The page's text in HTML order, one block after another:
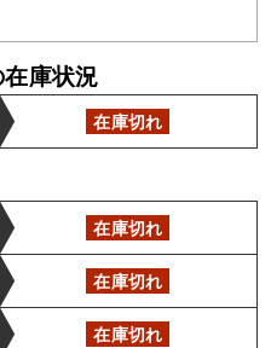
庫状況
在庫切れ
在庫切れ
在庫切れ
在庫切れ